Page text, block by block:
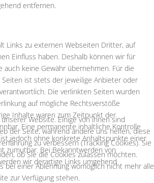
entfernen.
Links zu externen Webseiten Dritter, auf
Einfluss haben. Deshalb können wir für
auch keine Gewähr übernehmen. Für die
ist stets der jeweilige Anbieter oder
Die verlinkten Seiten wurden
auf mögliche Rechtsverstöße
Inhalte waren zum Zeitpunkt der
Eine permanente inhaltliche Kontrolle
jedoch ohne konkrete Anhaltspunkte einer
zumutbar. Bei Bekanntwerden von
wir derartige Links umgehend
Website. Einige von ihnen sind
der Seite, während andere uns helfen, diese
zu verbessern (Tracking Cookies). Sie
ob Sie die Cookies zulassen möchten.
bei einer Ablehnung womöglich nicht mehr alle
zur Verfügung stehen.